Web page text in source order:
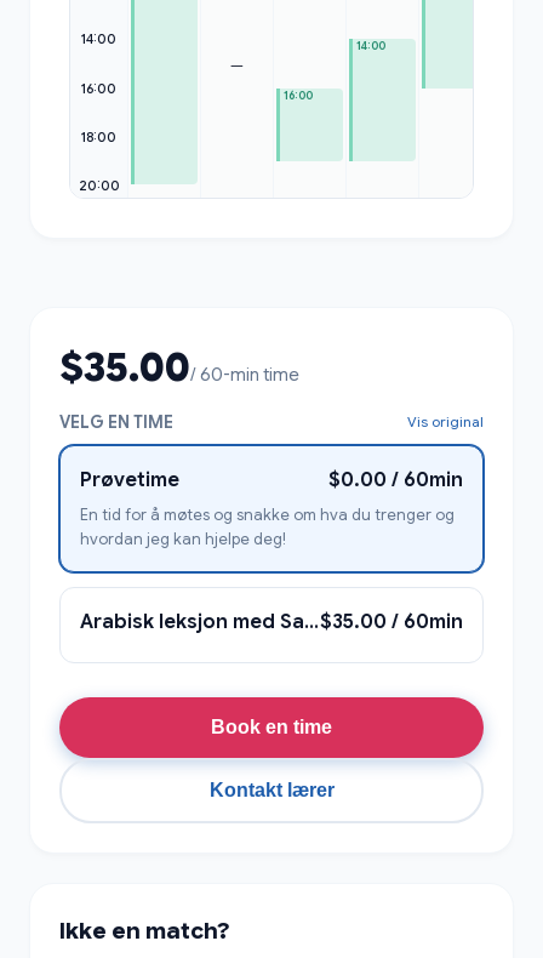
14:00
16:00
18:00
20:00
—
16:00
14:00
$35.00/ 60-min time
VELG EN TIME Vis original
Prøvetime $0.00 / 60min
En tid for å møtes og snakke om hva du trenger og
hvordan jeg kan hjelpe deg!
Arabisk leksjon med Sara$35.00 / 60min
Book en time
Kontakt lærer
Ikke en match?